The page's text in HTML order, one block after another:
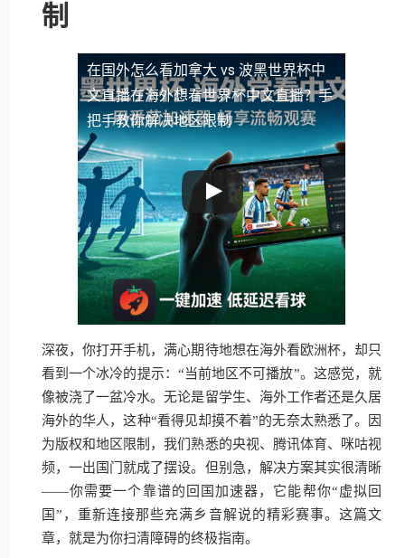
制
在国外怎么看加拿大 vs 波黑世界杯中
文直播在海外想看世界杯中文直播？手
把手教你解决地区限制
深夜，你打开手机，满心期待地想在海外看欧洲杯，却只
看到一个冰冷的提示：“当前地区不可播放”。这感觉，就
像被浇了一盆冷水。无论是留学生、海外工作者还是久居
海外的华人，这种“看得见却摸不着”的无奈太熟悉了。因
为版权和地区限制，我们熟悉的央视、腾讯体育、咪咕视
频，一出国门就成了摆设。但别急，解决方案其实很清晰
——你需要一个靠谱的回国加速器，它能帮你“虚拟回
国”，重新连接那些充满乡音解说的精彩赛事。这篇文
章，就是为你扫清障碍的终极指南。